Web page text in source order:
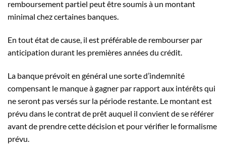
remboursement partiel peut être soumis à un montant
minimal chez certaines banques.
En tout état de cause, il est préférable de rembourser par
anticipation durant les premières années du crédit.
La banque prévoit en général une sorte d’indemnité
compensant le manque à gagner par rapport aux intérêts qui
ne seront pas versés sur la période restante. Le montant est
prévu dans le contrat de prêt auquel il convient de se référer
avant de prendre cette décision et pour vérifier le formalisme
prévu.